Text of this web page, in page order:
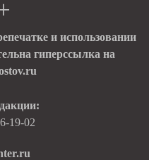
и использовании
гиперссылка на
19-02